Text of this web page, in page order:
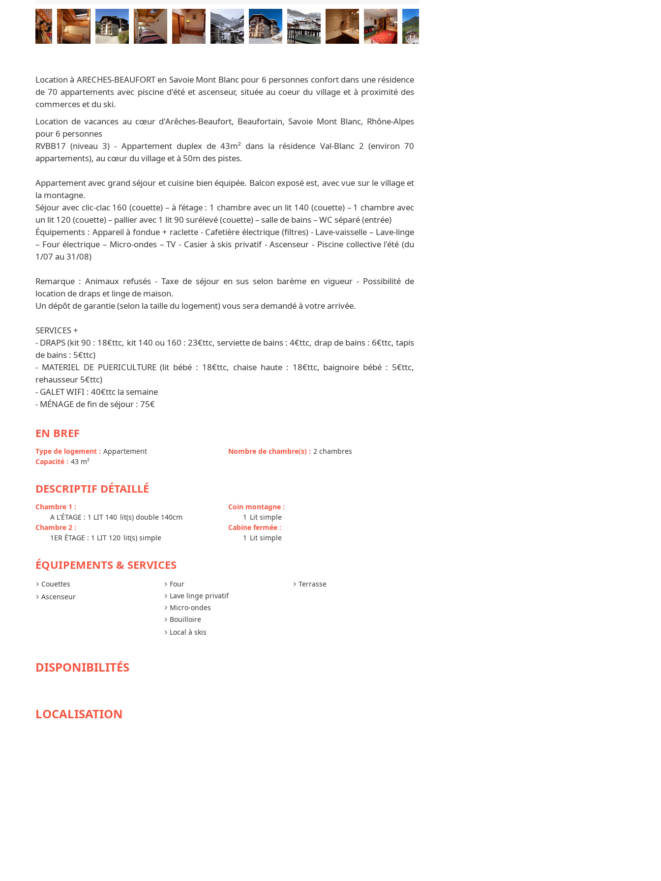
Location à ARECHES-BEAUFORT en Savoie Mont Blanc pour 6 personnes confort dans une résidence
de 70 appartements avec piscine d'été et ascenseur, située au coeur du village et à proximité des
commerces et du ski.
Location de vacances au cœur d'Arêches-Beaufort, Beaufortain, Savoie Mont Blanc, Rhône-Alpes
pour 6 personnes
RVBB17 (niveau 3) - Appartement duplex de 43m² dans la résidence Val-Blanc 2 (environ 70
appartements), au cœur du village et à 50m des pistes.
Appartement avec grand séjour et cuisine bien équipée. Balcon exposé est, avec vue sur le village et
la montagne.
Séjour avec clic-clac 160 (couette) – à l’étage : 1 chambre avec un lit 140 (couette) – 1 chambre avec
un lit 120 (couette) – pallier avec 1 lit 90 surélevé (couette) – salle de bains – WC séparé (entrée)
Équipements : Appareil à fondue + raclette - Cafetière électrique (filtres) - Lave-vaisselle – Lave-linge
– Four électrique – Micro-ondes – TV - Casier à skis privatif - Ascenseur - Piscine collective l'été (du
1/07 au 31/08)
Remarque : Animaux refusés - Taxe de séjour en sus selon barème en vigueur - Possibilité de
location de draps et linge de maison.
Un dépôt de garantie (selon la taille du logement) vous sera demandé à votre arrivée.
SERVICES +
- DRAPS (kit 90 : 18€ttc, kit 140 ou 160 : 23€ttc, serviette de bains : 4€ttc, drap de bains : 6€ttc, tapis
de bains : 5€ttc)
- MATERIEL DE PUERICULTURE (lit bébé : 18€ttc, chaise haute : 18€ttc, baignoire bébé : 5€ttc,
rehausseur 5€ttc)
- GALET WIFI : 40€ttc la semaine
- MÉNAGE de fin de séjour : 75€
EN BREF
Type de logement : Appartement
Capacité : 43 m²
Nombre de chambre(s) : 2 chambres
DESCRIPTIF DÉTAILLÉ
Chambre 1 :
A L'ÉTAGE : 1 LIT 140 lit(s) double 140cm
Chambre 2 :
1ER ÉTAGE : 1 LIT 120 lit(s) simple
Coin montagne :
1 Lit simple
Cabine fermée :
1 Lit simple
ÉQUIPEMENTS & SERVICES
Couettes
Ascenseur
Four
Lave linge privatif
Micro-ondes
Bouilloire
Local à skis
Terrasse
DISPONIBILITÉS